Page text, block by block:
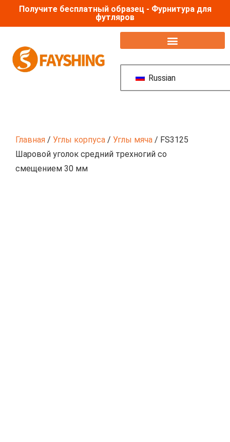
Получите бесплатный образец - Фурнитура для
футляров
Russian
Главная / Углы корпуса / Углы мяча / FS3125
Шаровой уголок средний трехногий со
смещением 30 мм